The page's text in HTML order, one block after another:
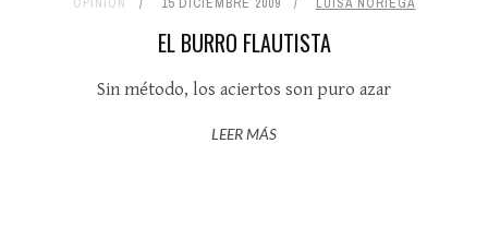
OPINIÓN 15 DICIEMBRE 2009 LUISA NORIEGA
EL BURRO FLAUTISTA
Sin método, los aciertos son puro azar
LEER MÁS